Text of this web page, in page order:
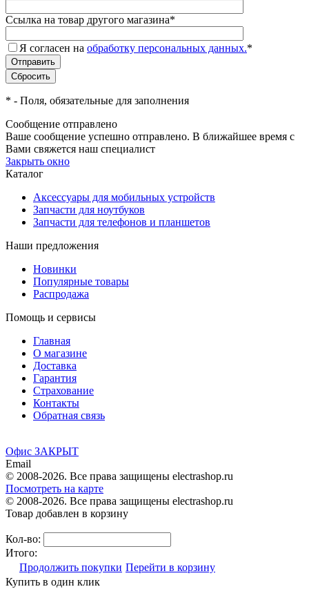
Ссылка на товар другого магазина*
Я согласен на обработку персональных данных.*
* - Поля, обязательные для заполнения
Сообщение отправлено
Ваше сообщение успешно отправлено. В ближайшее время с
Вами свяжется наш специалист
Закрыть окно
Каталог
Аксессуары для мобильных устройств
Запчасти для ноутбуков
Запчасти для телефонов и планшетов
Наши предложения
Новинки
Популярные товары
Распродажа
Помощь и сервисы
Главная
О магазине
Доставка
Гарантия
Страхование
Контакты
Обратная связь
Офис ЗАКРЫТ
Email
© 2008-2026. Все права защищены electrashop.ru
Посмотреть на карте
© 2008-2026. Все права защищены electrashop.ru
Товар добавлен в корзину
Кол-во:
Итого:
Продолжить покупки Перейти в корзину
Купить в один клик